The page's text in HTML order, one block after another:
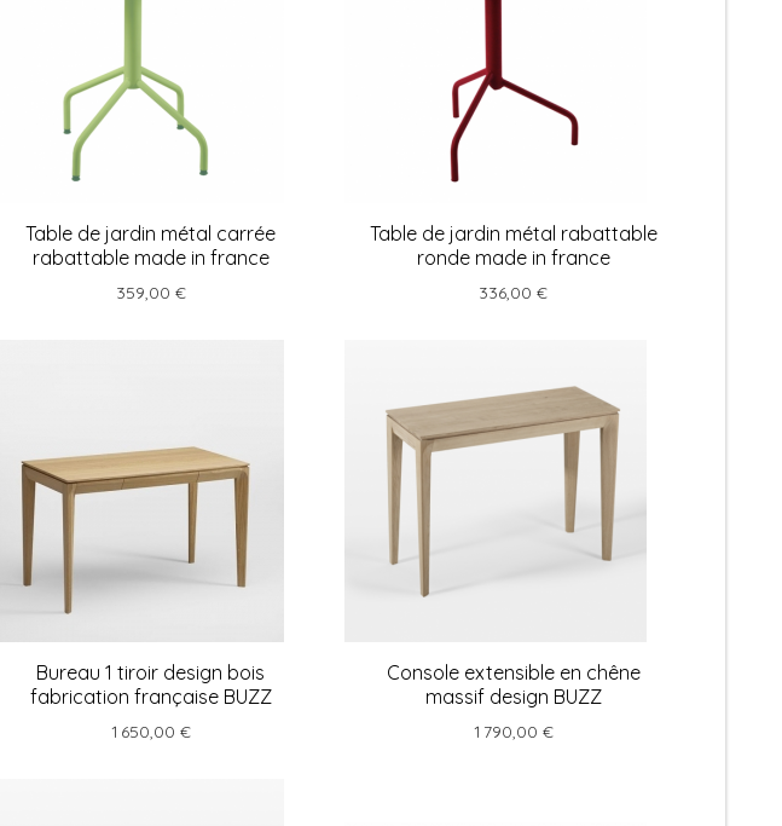
Table de jardin métal carrée
rabattable made in france
359,00 €
Table de jardin métal rabattable
ronde made in france
336,00 €
Bureau 1 tiroir design bois
fabrication française BUZZ
1 650,00 €
Console extensible en chêne
massif design BUZZ
1 790,00 €